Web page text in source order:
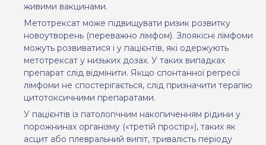
живими вакцинами.
Метотрексат може підвищувати ризик розвитку
новоутворень (переважно лімфом). Злоякісні лімфоми
можуть розвиватися і у пацієнтів, які одержують
метотрексат у низьких дозах. У таких випадках
препарат слід відмінити. Якщо спонтанної регресії
лімфоми не спостерігається, слід призначити терапію
цитотоксичними препаратами.
У пацієнтів із патологічним накопиченням рідини у
порожнинах організму («третій простір»), таких як
асцит або плевральний випіт, тривалість періоду